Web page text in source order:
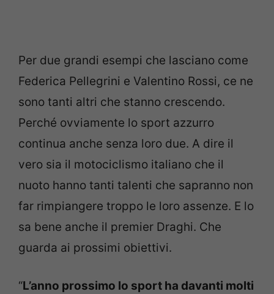
Per due grandi esempi che lasciano come
Federica Pellegrini e Valentino Rossi, ce ne
sono tanti altri che stanno crescendo.
Perché ovviamente lo sport azzurro
continua anche senza loro due. A dire il
vero sia il motociclismo italiano che il
nuoto hanno tanti talenti che sapranno non
far rimpiangere troppo le loro assenze. E lo
sa bene anche il premier Draghi. Che
guarda ai prossimi obiettivi.
“L’anno prossimo lo sport ha davanti molti